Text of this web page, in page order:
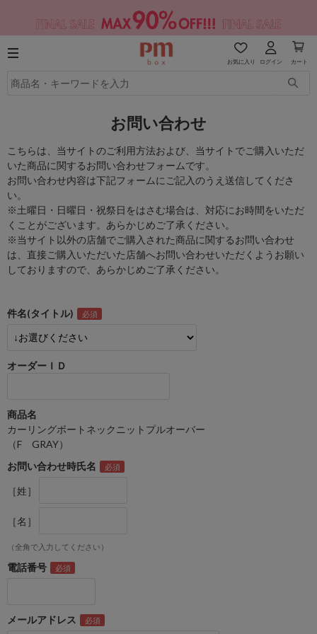
お気に入り ログイン カート
お問い合わせ
こちらは、当サイトのご利用方法および、当サイトでご購入いただ
いた商品に関するお問い合わせフォームです。
お問い合わせ内容は下記フォームにご記入のうえ送信してくださ
い。
※土曜日・日曜日・祝祭日をはさむ場合は、対応にお時間をいただ
くことがございます。あらかじめご了承ください。
※当サイト以外の店舗でご購入された商品に関するお問い合わせ
は、直接ご購入いただいた店舗へお問い合わせいただくようお願い
しておりますので、あらかじめご了承ください。
件名(タイトル)
オーダーＩＤ
商品名
カーリングボートネックニットプルオーバー
（F GRAY）
お問い合わせ時氏名
［姓］
［名］
（全角で入力してください）
電話番号
メールアドレス